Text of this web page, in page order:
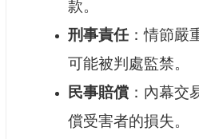
款。
刑事責任：情節嚴
可能被判處監禁。
民事賠償：內幕交
償受害者的損失。